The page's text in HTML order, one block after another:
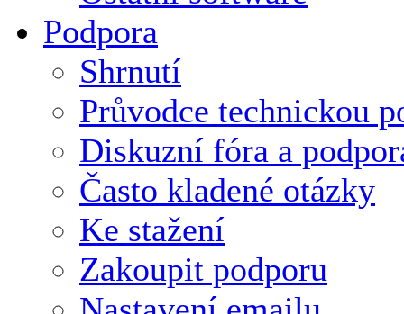
Podpora
Shrnutí
Průvodce technickou
Diskuzní fóra a
Často kladené otázky
Ke stažení
Zakoupit podporu